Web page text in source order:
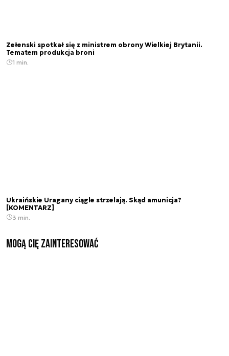
Zełenski spotkał się z ministrem obrony Wielkiej Brytanii.
Tematem produkcja broni
1 min.
Ukraińskie Uragany ciągle strzelają. Skąd amunicja?
[KOMENTARZ]
3 min.
Mogą Cię zainteresować